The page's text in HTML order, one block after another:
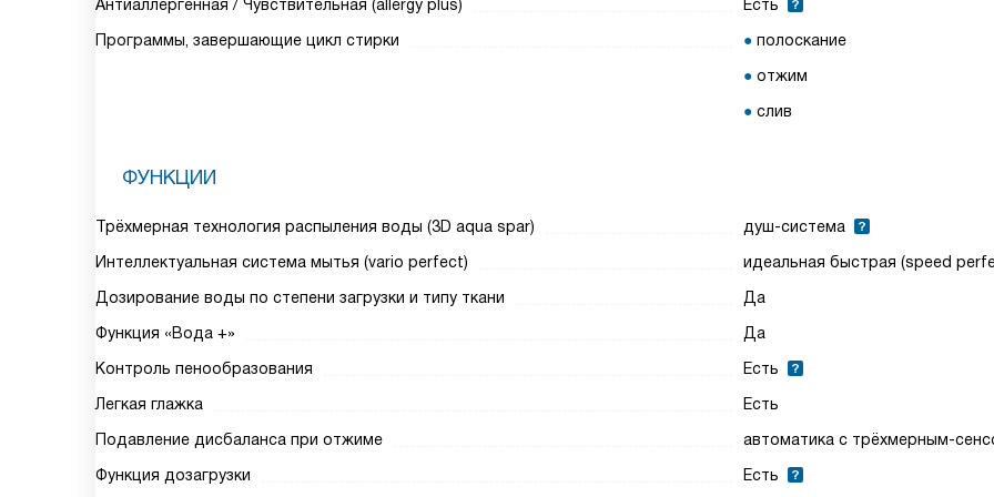
Антиаллергенная / Чувствительная (allergy plus)
Есть
Программы, завершающие цикл стирки
полоскание
отжим
слив
ФУНКЦИИ
Трёхмерная технология распыления воды (3D aqua spar)
душ-система
Интеллектуальная система мытья (vario perfect)
идеальная быстрая (speed
Дозирование воды по степени загрузки и типу ткани
Да
Функция «Вода +»
Да
Контроль пенообразования
Есть
Легкая глажка
Есть
Подавление дисбаланса при отжиме
автоматика с трёхмерным-
Функция дозагрузки
Есть